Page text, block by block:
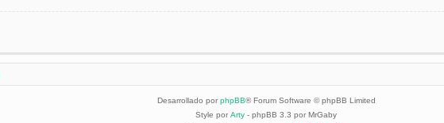
Desarrollado por phpBB® Forum Software © phpBB Limited
Style por Arty - phpBB 3.3 por MrGaby